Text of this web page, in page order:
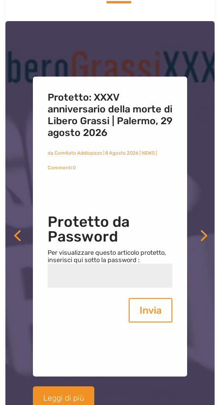
Protetto: XXXV
anniversario della morte di
Libero Grassi | Palermo, 29
agosto 2026
da Comitato Addiopizzo| 8 Agosto 2026| NEWS|
Commenti 0
Protetto da
Password
Per visualizzare questo articolo protetto,
inserisci qui sotto la password :
Invia
Leggi di più